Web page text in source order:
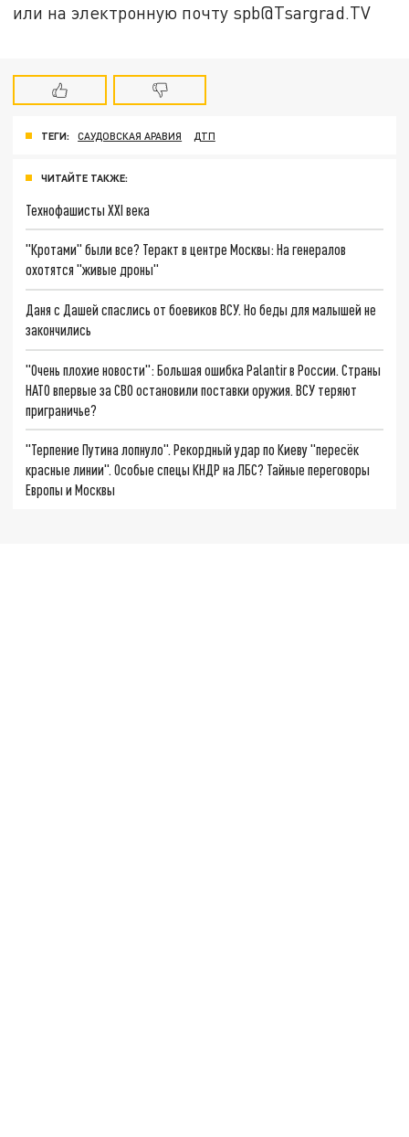
или на электронную почту spb@Tsargrad.TV
ТЕГИ: САУДОВСКАЯ АРАВИЯ ДТП
ЧИТАЙТЕ ТАКЖЕ:
Технофашисты XXI века
"Кротами" были все? Теракт в центре Москвы: На генералов
охотятся "живые дроны"
Даня с Дашей спаслись от боевиков ВСУ. Но беды для малышей не
закончились
"Очень плохие новости": Большая ошибка Palantir в России. Страны
НАТО впервые за СВО остановили поставки оружия. ВСУ теряют
приграничье?
"Терпение Путина лопнуло". Рекордный удар по Киеву "пересёк
красные линии". Особые спецы КНДР на ЛБС? Тайные переговоры
Европы и Москвы